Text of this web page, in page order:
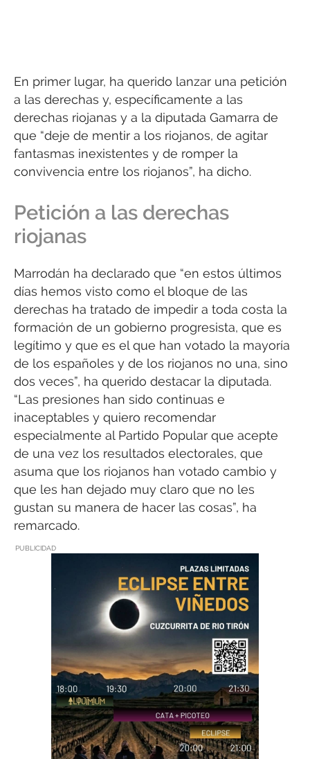
En primer lugar, ha querido lanzar una petición
a las derechas y, específicamente a las
derechas riojanas y a la diputada Gamarra de
que “deje de mentir a los riojanos, de agitar
fantasmas inexistentes y de romper la
convivencia entre los riojanos”, ha dicho.
Petición a las derechas
riojanas
Marrodán ha declarado que “en estos últimos
días hemos visto como el bloque de las
derechas ha tratado de impedir a toda costa la
formación de un gobierno progresista, que es
legítimo y que es el que han votado la mayoría
de los españoles y de los riojanos no una, sino
dos veces”, ha querido destacar la diputada.
“Las presiones han sido continuas e
inaceptables y quiero recomendar
especialmente al Partido Popular que acepte
de una vez los resultados electorales, que
asuma que los riojanos han votado cambio y
que les han dejado muy claro que no les
gustan su manera de hacer las cosas”, ha
remarcado.
PUBLICIDAD